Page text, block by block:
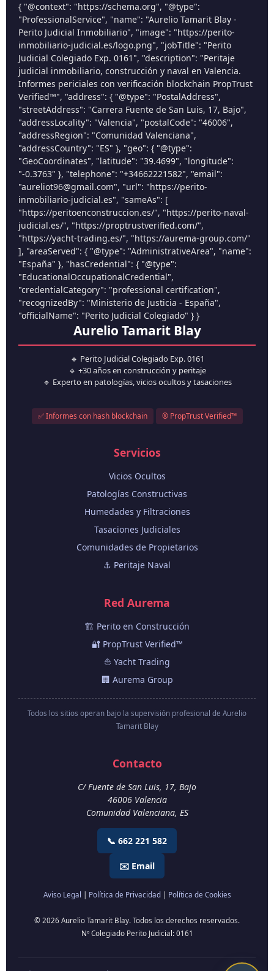
{ "@context": "https://schema.org", "@type":
"ProfessionalService", "name": "Aurelio Tamarit Blay -
Perito Judicial Inmobiliario", "image": "https://perito-
inmobiliario-judicial.es/logo.png", "jobTitle": "Perito
Judicial Colegiado Exp. 0161", "description": "Peritaje
judicial inmobiliario, construcción y naval en Valencia.
Informes periciales con verificación blockchain PropTrust
Verified™", "address": { "@type": "PostalAddress",
"streetAddress": "Carrera Fuente de San Luis, 17, Bajo",
"addressLocality": "Valencia", "postalCode": "46006",
"addressRegion": "Comunidad Valenciana",
"addressCountry": "ES" }, "geo": { "@type":
"GeoCoordinates", "latitude": "39.4699", "longitude":
"-0.3763" }, "telephone": "+34662221582", "email":
"aureliot96@gmail.com", "url": "https://perito-
inmobiliario-judicial.es", "sameAs": [
"https://peritoenconstruccion.es/", "https://perito-naval-
judicial.es/", "https://proptrustverified.com/",
"https://yacht-trading.es/", "https://aurema-group.com/"
], "areaServed": { "@type": "AdministrativeArea", "name":
"España" }, "hasCredential": { "@type":
"EducationalOccupationalCredential",
"credentialCategory": "professional certification",
"recognizedBy": "Ministerio de Justicia - España",
"officialName": "Perito Judicial Colegiado" } }
Aurelio Tamarit Blay
🔹 Perito Judicial Colegiado Exp. 0161
🔹 +30 años en construcción y peritaje
🔹 Experto en patologías, vicios ocultos y tasaciones
✅ Informes con hash blockchain ® PropTrust Verified™
Servicios
Vicios Ocultos
Patologías Constructivas
Humedades y Filtraciones
Tasaciones Judiciales
Comunidades de Propietarios
⚓ Peritaje Naval
Red Aurema
🏗️ Perito en Construcción
🔐 PropTrust Verified™
⛵ Yacht Trading
🏢 Aurema Group
Todos los sitios operan bajo la supervisión profesional de Aurelio
Tamarit Blay
Contacto
C/ Fuente de San Luis, 17, Bajo
46006 Valencia
Comunidad Valenciana, ES
📞 662 221 582
✉️ Email
Aviso Legal Política de Privacidad Política de Cookies
© 2026 Aurelio Tamarit Blay. Todos los derechos reservados.
Nº Colegiado Perito Judicial: 0161